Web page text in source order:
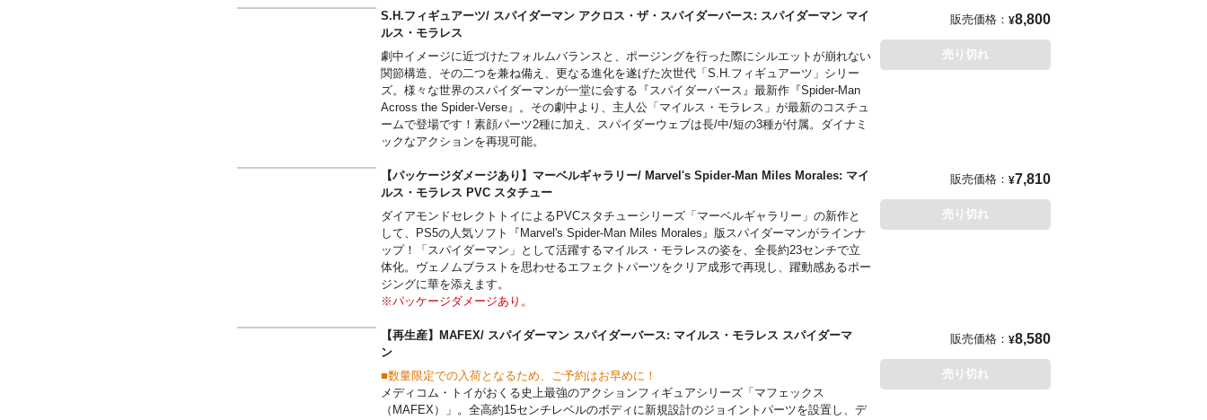
※「スパイダーバース」フェア・ご購入者特典オリジナルポストカード1種付属予定
■収録作品: 『Miles Morales: Spider-Man』 #1-6
【著】サラディン・アーメッド［作］ / ハビエル・ガローン［画］
●サラディン・アーメッド［作］……コミックスライター／小説家。2012年発表のファンタジ
ー小説『スローン・オブ・ザ・クレセントムーン』は特に高く評価され、ヒューゴー賞ベスト
ノベル部門にもノミネートされた。
●ハビエル・ガローン［画］……スペイン出身のコミックスアーティスト。マーベルでは『ア
ベンジャーズ』『スパイダーマン』『X-MEN』など数々の人気作品に携わっている。
S.H.フィギュアーツ/ スパイダーマン アクロス・ザ・スパイダーバース: スパイダーマン マイ
ルス・モラレス
劇中イメージに近づけたフォルムバランスと、ポージングを行った際にシルエットが崩れない
関節構造、その二つを兼ね備え、更なる進化を遂げた次世代「S.H.フィギュアーツ」シリー
ズ。様々な世界のスパイダーマンが一堂に会する『スパイダーバース』最新作『Spider-Man
Across the Spider-Verse』。その劇中より、主人公「マイルス・モラレス」が最新のコスチュ
ームで登場です！素顔パーツ2種に加え、スパイダーウェブは長/中/短の3種が付属。ダイナミ
ックなアクションを再現可能。
販売価格： ¥8,800
売り切れ
【パッケージダメージあり】マーベルギャラリー/ Marvel's Spider-Man Miles Morales: マイ
ルス・モラレス PVC スタチュー
ダイアモンドセレクトトイによるPVCスタチューシリーズ「マーベルギャラリー」の新作と
して、PS5の人気ソフト『Marvel's Spider-Man Miles Morales』版スパイダーマンがラインナ
ップ！「スパイダーマン」として活躍するマイルス・モラレスの姿を、全長約23センチで立
体化。ヴェノムブラストを思わせるエフェクトパーツをクリア成形で再現し、躍動感あるポー
ジングに華を添えます。
※パッケージダメージあり。
販売価格： ¥7,810
売り切れ
【再生産】MAFEX/ スパイダーマン スパイダーバース: マイルス・モラレス スパイダーマ
ン
■数量限定での入荷となるため、ご予約はお早めに！
メディコム・トイがおくる史上最強のアクションフィギュアシリーズ「マフェックス
（MAFEX）」。全高約15センチレベルのボディに新規設計のジョイントパーツを設置し、デ
販売価格： ¥8,580
売り切れ